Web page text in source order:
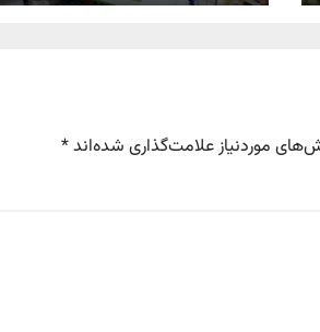
موردنیاز علامت‌گذاری شده‌اند*